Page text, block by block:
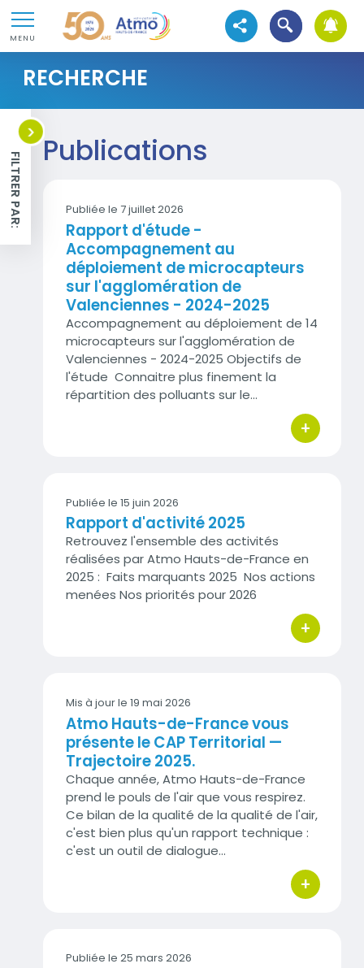
Aller au contenu
Aller au premier menu de navigation
Aller à la recherche
MENU
Atmo Hauts-de-France
Voir les réseaux sociaux
Ouvrir la
RECHERCHE
<
FILTRER PAR: Publications
Publiée le 7 juillet 2026
Rapport d'étude -
Accompagnement au
déploiement de microcapteurs
sur l'agglomération de
Valenciennes - 2024-2025
Accompagnement au déploiement de 14
microcapteurs sur l'agglomération de
Valenciennes - 2024-2025 Objectifs de
l'étude Connaitre plus finement la
répartition des polluants sur le…
+
bouton
Publiée le 15 juin 2026
Rapport d'activité 2025
Retrouvez l'ensemble des activités
réalisées par Atmo Hauts-de-France en
2025 : Faits marquants 2025 Nos actions
menées Nos priorités pour 2026
+
bouton
Mis à jour le 19 mai 2026
Atmo Hauts-de-France vous
présente le CAP Territorial —
Trajectoire 2025.
Chaque année, Atmo Hauts-de-France
prend le pouls de l'air que vous respirez.
Ce bilan de la qualité de la qualité de l'air,
c'est bien plus qu'un rapport technique :
c'est un outil de dialogue…
+
bouton
Publiée le 25 mars 2026